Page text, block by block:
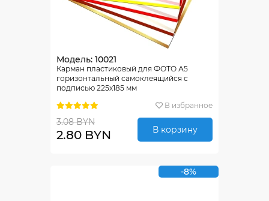
Модель: 10021
Карман пластиковый для ФОТО А5
горизонтальный самоклеящийся с
подписью 225х185 мм
В избранное
3.08 BYN
2.80 BYN В корзину
-8%